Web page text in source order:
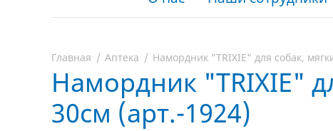
Главная Аптека Намордник "TRIXIE" для собак,
Намордник "TRIXIE"
30см (арт.-1924)